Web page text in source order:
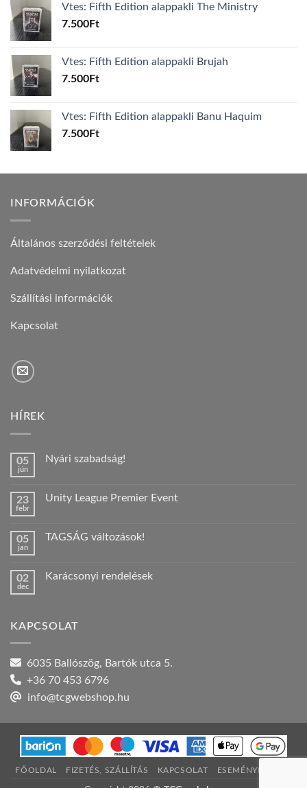
Vtes: Fifth Edition alappakli The Ministry
7.500Ft
Vtes: Fifth Edition alappakli Brujah
7.500Ft
Vtes: Fifth Edition alappakli Banu Haquim
7.500Ft
INFORMÁCIÓK
Általános szerződési feltételek
Adatvédelmi nyilatkozat
Szállítási információk
Kapcsolat
HÍREK
05
jún
Nyári szabadság!
Nyári
23
febr
Unity League Premier Event
Unity
bejegyzéshez
05
jan
TAGSÁG változások!
TAGSÁG
02
dec
Karácsonyi rendelések
rendelések
KAPCSOLAT
6035 Ballószög, Bartók utca 5.
+36 70 453 6796
info@tcgwebshop.hu
FŐOLDAL FIZETÉS, SZÁLLÍTÁS KAPCSOLAT ESEMÉNYNAPTÁR